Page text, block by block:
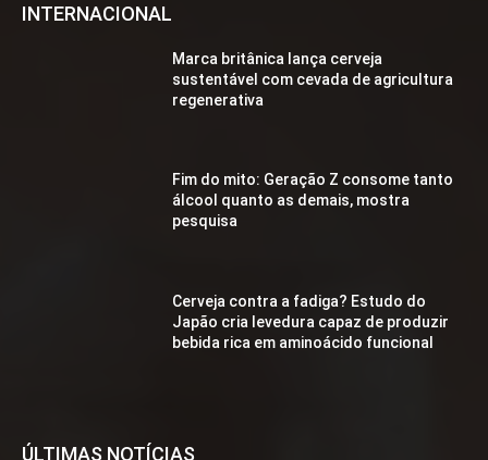
INTERNACIONAL
Marca britânica lança cerveja
sustentável com cevada de agricultura
regenerativa
Fim do mito: Geração Z consome tanto
álcool quanto as demais, mostra
pesquisa
Cerveja contra a fadiga? Estudo do
Japão cria levedura capaz de produzir
bebida rica em aminoácido funcional
ÚLTIMAS NOTÍCIAS